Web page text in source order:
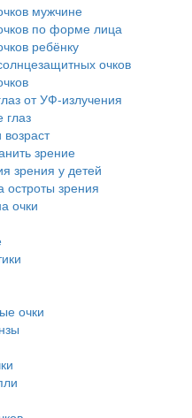
мужчине
по форме лица
ребёнку
очков
от УФ-излучения
глаз
зрение
зрения у детей
остроты зрения
очки
очки